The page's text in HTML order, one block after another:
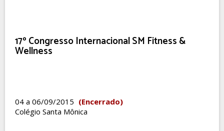
17º Congresso Internacional SM Fitness &
Wellness
04 a 06/09/2015 (Encerrado)
Colégio Santa Mônica